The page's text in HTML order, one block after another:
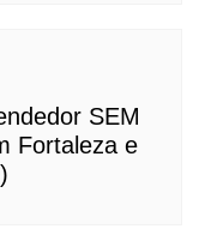
SEM
Fortaleza e